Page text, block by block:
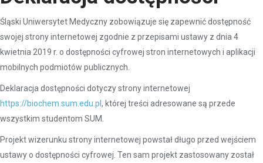
Śląski Uniwersytet Medyczny zobowiązuje się zapewnić dostępność
swojej strony internetowej zgodnie z przepisami ustawy z dnia 4
kwietnia 2019 r. o dostępności cyfrowej stron internetowych i aplikacji
mobilnych podmiotów publicznych.
Deklaracja dostępności dotyczy strony internetowej
https://biochem.sum.edu.pl , której treści adresowane są przede
wszystkim studentom SUM.
Projekt wizerunku strony internetowej powstał długo przed wejściem
ustawy o dostępności cyfrowej. Ten sam projekt zastosowany został